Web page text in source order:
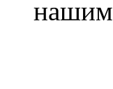
нашим